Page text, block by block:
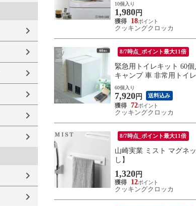
10個入り
1,980 円
18
クッキングクロッカ
8/7時点_ポイント最大11倍
緊急用トイレキット 60
キャンプ 車 非常用トイ
60個入り
7,920 円 送料込み
72
クッキングクロッカ
8/7時点_ポイント最大11倍
山崎実業 ミスト マグネ
し】
1,320 円
12
クッキングクロッカ